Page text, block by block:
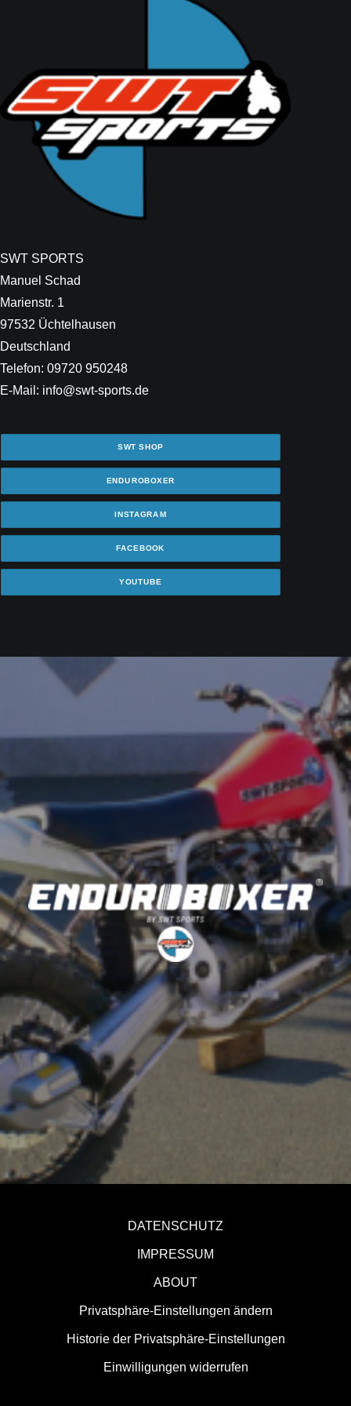
SWT SPORTS
Manuel Schad
Marienstr. 1
97532 Üchtelhausen
Deutschland
Telefon: 09720 950248
E-Mail: info@swt-sports.de
SWT SHOP
ENDUROBOXER
INSTAGRAM
FACEBOOK
YOUTUBE
DATENSCHUTZ
IMPRESSUM
ABOUT
Privatsphäre-Einstellungen ändern
Historie der Privatsphäre-Einstellungen
Einwilligungen widerrufen